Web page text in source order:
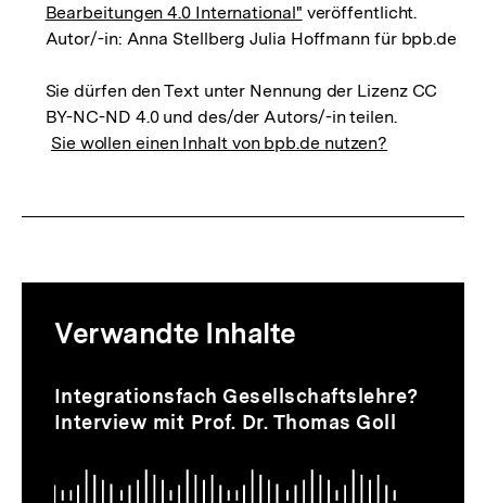
Bearbeitungen 4.0 International" veröffentlicht.
Autor/-in: Anna Stellberg Julia Hoffmann für bpb.de
Sie dürfen den Text unter Nennung der Lizenz CC
BY-NC-ND 4.0 und des/der Autors/-in teilen.
Sie wollen einen Inhalt von bpb.de nutzen?
zur
Thematik
Verwandte Inhalte
Inhaltskarussell
überspringen
Audio
Integrationsfach Gesellschaftslehre?
Interview mit Prof. Dr. Thomas Goll